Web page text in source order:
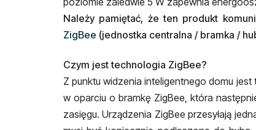
Należy pamiętać, że ten produkt
ZigBee (jednostka centralna / bramka /
Czym jest technologia ZigBee?
Z punktu widzenia inteligentnego domu
w oparciu o bramkę ZigBee, która
zasięgu. Urządzenia ZigBee przesyłają